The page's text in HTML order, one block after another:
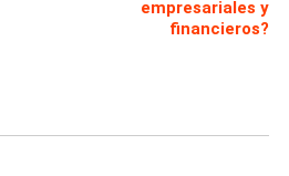
empresariales y
financieros?